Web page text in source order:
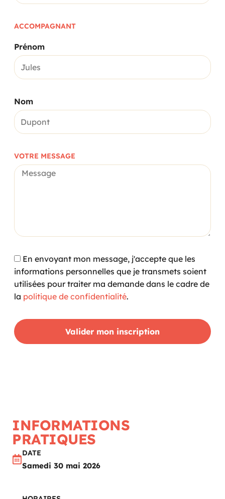
ACCOMPAGNANT
Prénom
Nom
VOTRE MESSAGE
En envoyant mon message, j'accepte que les
informations personnelles que je transmets soient
utilisées pour traiter ma demande dans le cadre de
la politique de confidentialité.
Valider mon inscription
INFORMATIONS
PRATIQUES
DATE
Samedi 30 mai 2026